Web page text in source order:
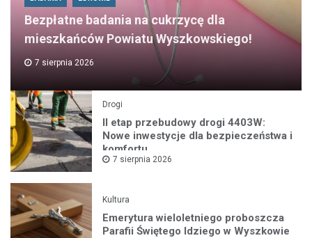
Bezpłatne badania na cukrzycę dla
mieszkańców Powiatu Wyszkowskiego!
7 sierpnia 2026
Drogi
II etap przebudowy drogi 4403W:
Nowe inwestycje dla bezpieczeństwa i
komfortu
7 sierpnia 2026
Kultura
Emerytura wieloletniego proboszcza
Parafii Świętego Idziego w Wyszkowie